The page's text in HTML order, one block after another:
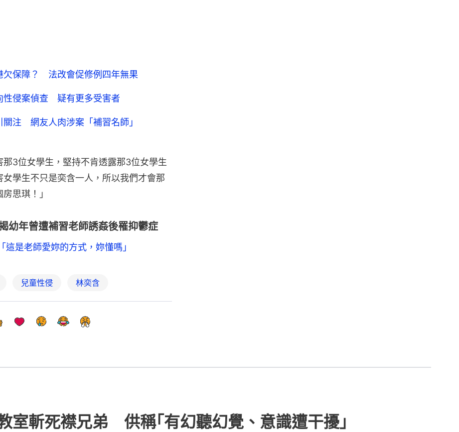
欠保障？ 法改會促修例四年無果
性侵案偵查 疑有更多受害者
關注 網友人肉涉案「補習名師」
3位女學生，堅持不肯透露那3位女學生
學生不只是奕含一人，所以我們才會那
思琪！」
年曾遭補習老師誘姦後罹抑鬱症
是老師愛妳的方式，妳懂嗎」
兒童性侵 林奕含
室斬死襟兄弟 供稱｢有幻聽幻覺、意識遭干擾｣